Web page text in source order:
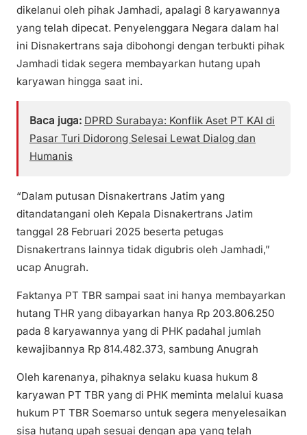
dikelanui oleh pihak Jamhadi, apalagi 8 karyawannya
yang telah dipecat. Penyelenggara Negara dalam hal
ini Disnakertrans saja dibohongi dengan terbukti pihak
Jamhadi tidak segera membayarkan hutang upah
karyawan hingga saat ini.
Baca juga: DPRD Surabaya: Konflik Aset PT KAI di
Pasar Turi Didorong Selesai Lewat Dialog dan
Humanis
“Dalam putusan Disnakertrans Jatim yang
ditandatangani oleh Kepala Disnakertrans Jatim
tanggal 28 Februari 2025 beserta petugas
Disnakertrans lainnya tidak digubris oleh Jamhadi,”
ucap Anugrah.
Faktanya PT TBR sampai saat ini hanya membayarkan
hutang THR yang dibayarkan hanya Rp 203.806.250
pada 8 karyawannya yang di PHK padahal jumlah
kewajibannya Rp 814.482.373, sambung Anugrah
Oleh karenanya, pihaknya selaku kuasa hukum 8
karyawan PT TBR yang di PHK meminta melalui kuasa
hukum PT TBR Soemarso untuk segera menyelesaikan
sisa hutang upah sesuai dengan apa yang telah